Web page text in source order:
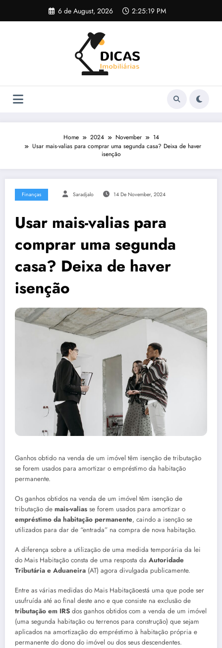
content
6 de August, 2026 2:25:19 PM
Home 2024 November
14
Usar mais-valias para comprar uma segunda casa? Deixa de haver
isenção
Finanças Saradjalo 14 De November, 2024
Usar mais-valias para
comprar uma segunda
casa? Deixa de haver
isenção
Ganhos obtido na venda de um imóvel têm isenção de tributação
se forem usados para amortizar o empréstimo da habitação
permanente.
Os ganhos obtidos na venda de um imóvel têm isenção de
tributação de mais-valias se forem usados para amortizar o
empréstimo da habitação permanente, caindo a isenção se
utilizados para dar de “entrada” na compra de nova habitação.
A diferença sobre a utilização de uma medida temporária da lei
do Mais Habitação consta de uma resposta da Autoridade
Tributária e Aduaneira (AT) agora divulgada publicamente.
Entre as várias medidas do Mais Habitaçãoestá uma que pode ser
usufruída até ao final deste ano e que consiste na exclusão de
tributação em IRS dos ganhos obtidos com a venda de um imóvel
(uma segunda habitação ou terrenos para construção) que sejam
aplicados na amortização do empréstimo à habitação própria e
permanente do dono do imóvel ou dos seus descendentes.